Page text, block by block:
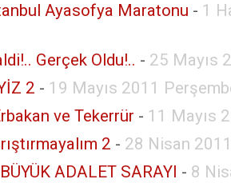
Ayasofya Maratonu - 1
Gerçek Oldu!.. - 25 Mayıs
2 - 19 Mayıs 2011
ve Tekerrür - 11 Mayıs
2 - 28 Nisan
ADALET SARAYI - 8